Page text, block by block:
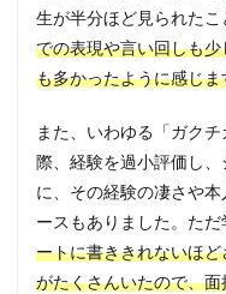
生が半分ほど見られたこ
での表現や言い回しも
も多かったように感じま
また、いわゆる「ガク
際、経験を過小評価し
に、その経験の凄さや
ースもありました。ただ
ートに書ききれないほ
がたくさんいたので、